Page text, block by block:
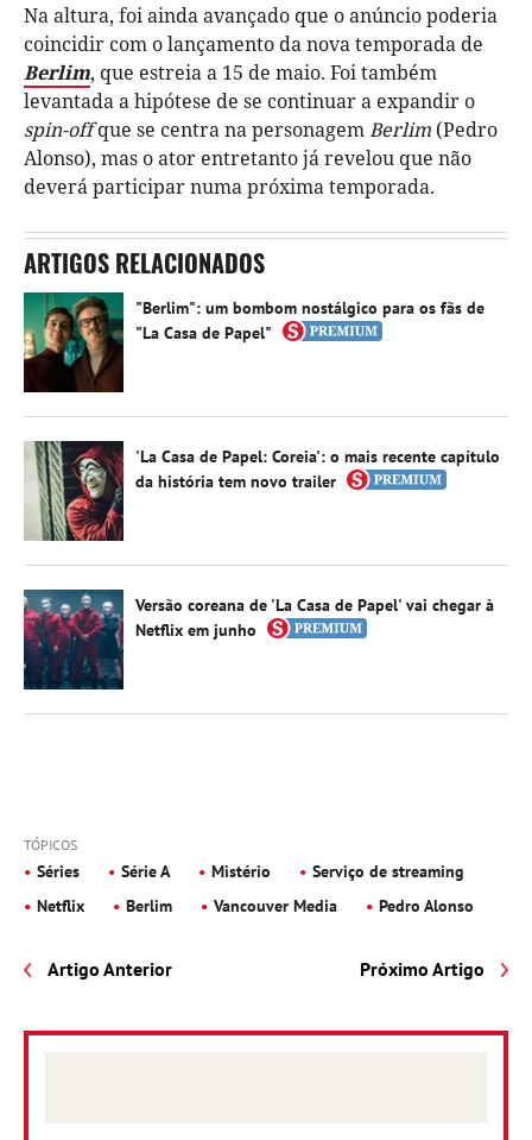
Na altura, foi ainda avançado que o anúncio poderia
coincidir com o lançamento da nova temporada de
Berlim, que estreia a 15 de maio. Foi também
levantada a hipótese de se continuar a expandir o
spin-offque se centra na personagemBerlim (Pedro
Alonso), mas o ator entretanto já revelou que não
deverá participar numa próxima temporada.
ARTIGOS RELACIONADOS
"Berlim": um bombom nostálgico para os fãs de
"La Casa de Papel"
'La Casa de Papel: Coreia': o mais recente capítulo
da história tem novo trailer
Versão coreana de 'La Casa de Papel' vai chegar à
Netflix em junho
TÓPICOS
Séries Série A Mistério
Serviço de streaming
Netflix
Berlim Vancouver Media Pedro Alonso
Artigo Anterior Próximo Artigo